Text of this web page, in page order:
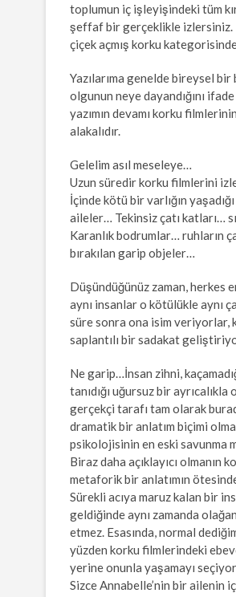
toplumun iç işleyişindeki tüm
şeffaf bir gerçeklikle izlersiniz.
çiçek açmış korku kategorisinde
Yazılarıma genelde bireysel
olgunun neye dayandığını
yazımın devamı korku
alakalıdır.
Gelelim asıl meseleye…
Uzun süredir korku filmlerini
İçinde kötü bir varlığın
aileler… Tekinsiz çatı katları…
Karanlık bodrumlar… ruhların
bırakılan garip objeler…
Düşündüğünüz zaman, herkes
aynı insanlar o kötülükle aynı
süre sonra ona isim veriyorlar,
saplantılı bir sadakat
Ne garip…İnsan zihni,
tanıdığı uğursuz bir
gerçekçi tarafı tam olarak
dramatik bir anlatım biçimi
psikolojisinin en eski savunma
Biraz daha açıklayıcı olmanın
metaforik bir anlatımın
Sürekli acıya maruz kalan bir
geldiğinde aynı zamanda
etmez. Esasında, normal
yüzden korku filmlerindeki
yerine onunla yaşamayı
Sizce Annabelle’nin bir ailenin